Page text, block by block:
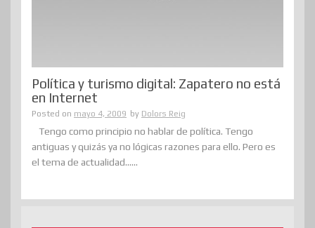
Política y turismo digital: Zapatero no está
en Internet
Posted on mayo 4, 2009 by Dolors Reig
Tengo como principio no hablar de política. Tengo
antiguas y quizás ya no lógicas razones para ello. Pero es
el tema de actualidad......